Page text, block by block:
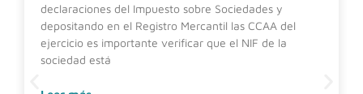
declaraciones del Impuesto sobre Sociedades y
depositando en el Registro Mercantil las CCAA del
ejercicio es importante verificar que el NIF de la
sociedad está